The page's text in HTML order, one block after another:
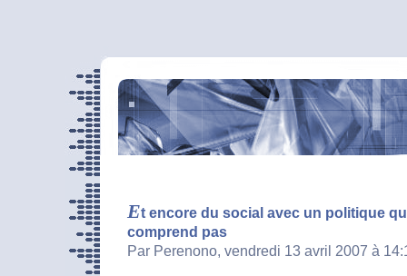
Et encore du social avec un politique
comprend pas
Par Perenono, vendredi 13 avril 2007 à